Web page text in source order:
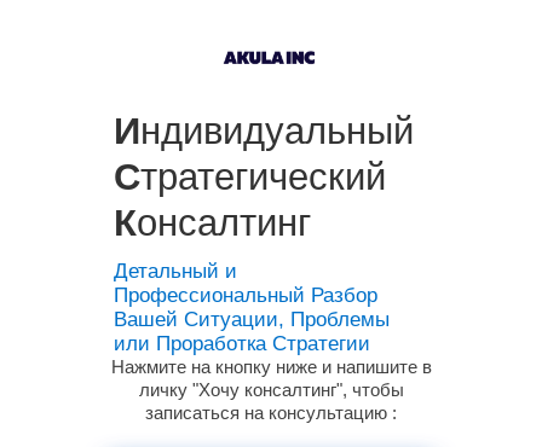
Индивидуальный
Стратегический
Консалтинг
Детальный и
Профессиональный Разбор
Вашей Ситуации, Проблемы
или Проработка Стратегии
Нажмите на кнопку ниже и напишите в
личку "Хочу консалтинг", чтобы
записаться на консультацию :